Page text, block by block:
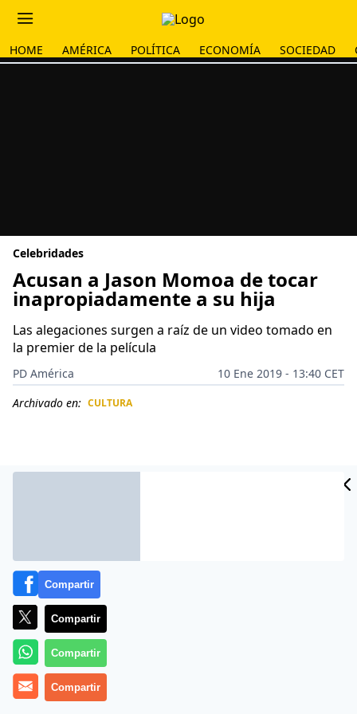
HOME AMÉRICA POLÍTICA ECONOMÍA SOCIEDAD
Celebridades
Acusan a Jason Momoa de tocar
inapropiadamente a su hija
Las alegaciones surgen a raíz de un video tomado en
la premier de la película
PD América
10 Ene 2019 - 13:40 CET
Archivado en: CULTURA
Más información
Compartir
Compartir
Compartir
Compartir